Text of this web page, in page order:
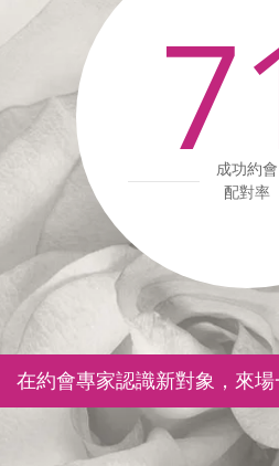
成功約會
配對率
在約會專家認識新對象， 來